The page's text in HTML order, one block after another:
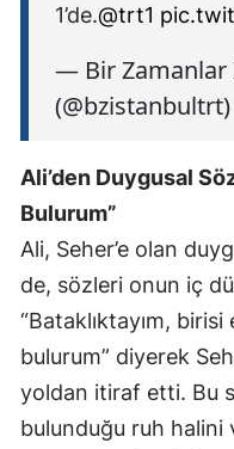
1’de.@trt1
— Bir Zamanlar
(@bzistanbultrt)
Ali’den Duygusal
Bulurum”
Ali, Seher’e olan
de, sözleri onun iç
“Bataklıktayım,
bulurum” diyerek
yoldan itiraf etti. Bu
bulunduğu ruh halini